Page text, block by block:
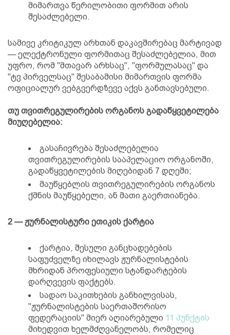
მიმართვა წერილობითი ფორმით არის
შესაძლებელი.
სამივე კრიტიკულ არხთან დაკავშირებაც მარტივად
— ელექტრონული ფორმითაც შესაძლებელია, მით
უფრო, რომ "მთავარ არხსაც", "ფორმულასაც" და
"ტვ პირველსაც" შესაბამისი მიმართვის ფორმა
ოფიციალურ ვებგვერდზევე აქვს განთავსებული.
თუ თვითრეგულირების ორგანოს გადაწყვეტილება
მიუღებელია:
გასაჩივრება შესაძლებელია
თვითრეგულირების სააპელაციო ორგანოში,
გადაწყვეტილების მიღებიდან 7 დღეში;
მაუწყებლის თვითრეგულირების ორგანოს
ქმნის მაუწყებელი, ან მათი გაერთიანება.
2 — ჟურნალისტური ეთიკის ქარტია
ქარტია, შესული განცხადებების
საფუძველზე იხილავს ჟურნალისტების
მხრიდან პროფესიული სტანდარტების
დარღვევის ფაქტებს.
სადაო საკითხების განხილვისას,
"ჟურნალისტების საერთაშორისო
ფედერაციის" მიერ აღიარებული 11 პუნქტის
მიხედვით ხელმძღვანელობს, რომელიც